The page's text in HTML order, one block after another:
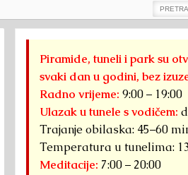
Search
Piramide, tuneli i park su
svaki dan u godini, bez
Radno vrijeme: 9:00 – 19:00
Ulazak u tunele s vodičem:
Trajanje obilaska: 45–60
Temperatura u tunelima:
Meditacije: 7:00 – 20:00